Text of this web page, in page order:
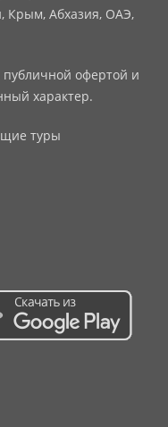
Крым, Абхазия, ОАЭ,
офертой и
характер.
туры